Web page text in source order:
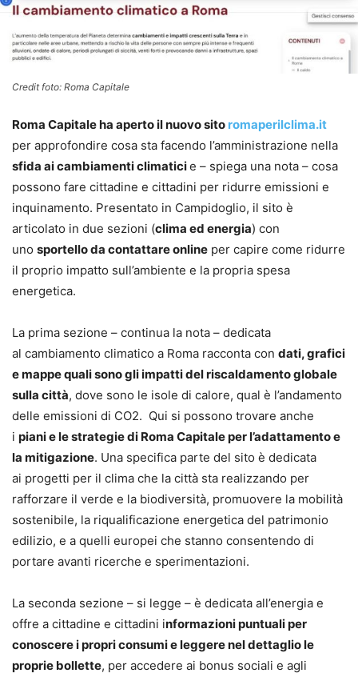
Credit foto: Roma Capitale
Roma Capitale ha aperto il nuovo sito romaperilclima.it
per approfondire cosa sta facendo l’amministrazione nella
sfida ai cambiamenti climaticie – spiega una nota – cosa
possono fare cittadine e cittadini per ridurre emissioni e
inquinamento. Presentato in Campidoglio, il sito è
articolato in due sezioni (clima ed energia) con
uno sportello da contattare online per capire come ridurre
il proprio impatto sull’ambiente e la propria spesa
energetica.
La prima sezione – continua la nota – dedicata
al cambiamento climatico a Roma racconta con dati, grafici
e mappe quali sono gli impatti del riscaldamento globale
sulla città, dove sono le isole di calore, qual è l’andamento
delle emissioni di CO2. Qui si possono trovare anche
i piani e le strategie di Roma Capitale per l’adattamento e
la mitigazione. Una specifica parte del sito è dedicata
ai progetti per il clima che la città sta realizzando per
rafforzare il verde e la biodiversità, promuovere la mobilità
sostenibile, la riqualificazione energetica del patrimonio
edilizio, e a quelli europei che stanno consentendo di
portare avanti ricerche e sperimentazioni.
La seconda sezione – si legge – è dedicata all’energia e
offre a cittadine e cittadini informazioni puntuali per
conoscere i propri consumi e leggere nel dettaglio le
proprie bollette, per accedere ai bonus sociali e agli